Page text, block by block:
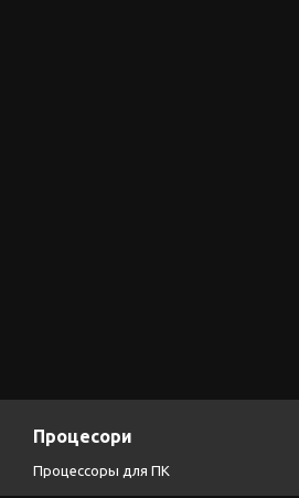
Процесори
Процессоры для ПК